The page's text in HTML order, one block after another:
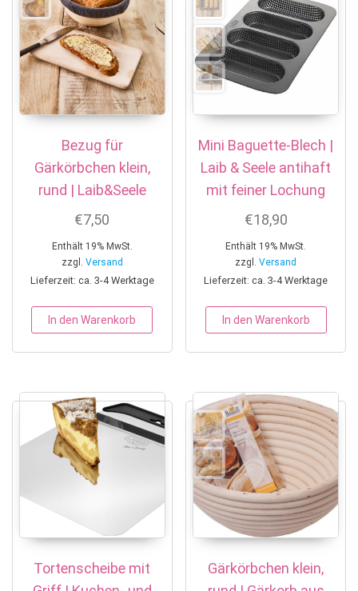
Bezug für
Gärkörbchen klein,
rund | Laib&Seele
€7,50
Enthält 19% MwSt.
zzgl. Versand
Lieferzeit: ca. 3-4 Werktage
In den Warenkorb
Mini Baguette-Blech |
Laib & Seele antihaft
mit feiner Lochung
€18,90
Enthält 19% MwSt.
zzgl.Versand
Lieferzeit: ca. 3-4 Werktage
In den Warenkorb
Tortenscheibe mit
Gärkörbchen klein,